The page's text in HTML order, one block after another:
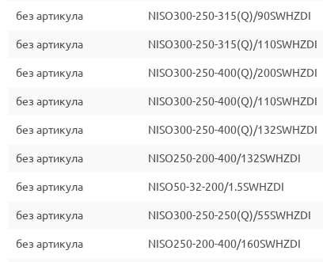
без артикула NISO300-250-315(Q)/90SWHZDI
без артикула NISO300-250-315(Q)/110SWHZDI
без артикула NISO300-250-400(Q)/200SWHZDI
без артикула NISO300-250-400(Q)/110SWHZDI
без артикула NISO300-250-400(Q)/132SWHZDI
без артикула NISO250-200-400/132SWHZDI
без артикула NISO50-32-200/1.5SWHZDI
без артикула NISO300-250-250(Q)/55SWHZDI
без артикула NISO250-200-400/160SWHZDI